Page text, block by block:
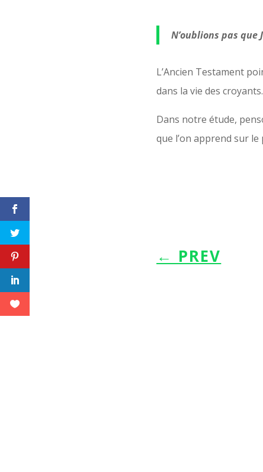
N’oublions pas
L’Ancien Testament
dans la vie des croyants.
Dans notre étude,
que l’on apprend sur
← PREV